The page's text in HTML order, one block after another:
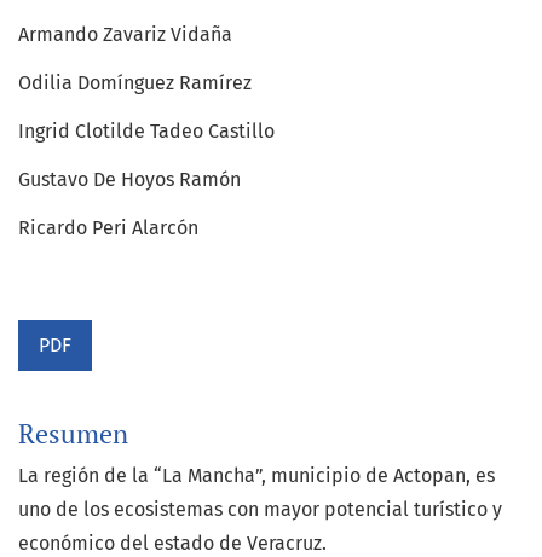
Armando Zavariz Vidaña
Odilia Domínguez Ramírez
Ingrid Clotilde Tadeo Castillo
Gustavo De Hoyos Ramón
Ricardo Peri Alarcón
PDF
Resumen
La región de la “La Mancha”, municipio de Actopan, es
uno de los ecosistemas con mayor potencial turístico y
económico del estado de Veracruz.